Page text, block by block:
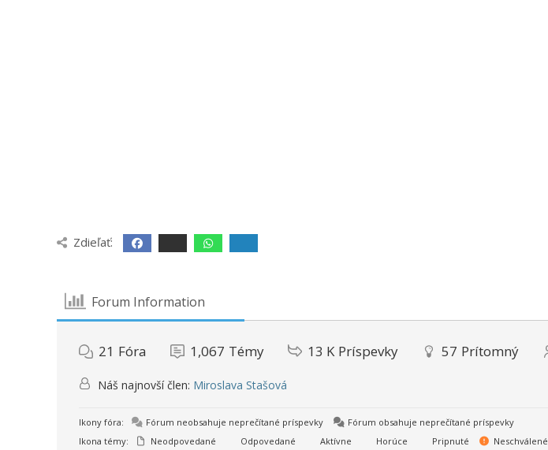
Zdieľať:
Forum Information
21 Fóra 1,067 Témy 13 K Príspevky 57 Prítomný
Náš najnovší člen: Miroslava Stašová
Ikony fóra: Fórum neobsahuje neprečítané príspevky
Fórum obsahuje neprečítané príspevky
Ikona témy:
Neodpovedané Odpovedané Aktívne Horúce Pripnuté Neschválené